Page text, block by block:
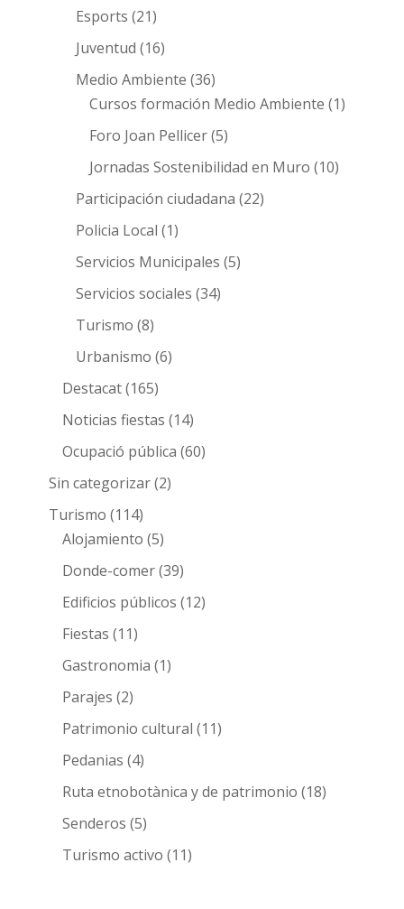
Esports (21)
Juventud (16)
Medio Ambiente (36)
Cursos formación Medio Ambiente (1)
Foro Joan Pellicer(5)
Jornadas Sostenibilidad en Muro (10)
Participación ciudadana (22)
Policia Local (1)
Servicios Municipales (5)
Servicios sociales (34)
Turismo (8)
Urbanismo (6)
Destacat(165)
Noticias fiestas (14)
Ocupació pública (60)
Sin categorizar(2)
Turismo (114)
Alojamiento (5)
Donde-comer(39)
Edificios públicos (12)
Fiestas (11)
Gastronomia (1)
Parajes (2)
Patrimonio cultural (11)
Pedanias (4)
Ruta etnobotànica y de patrimonio (18)
Senderos (5)
Turismo activo (11)